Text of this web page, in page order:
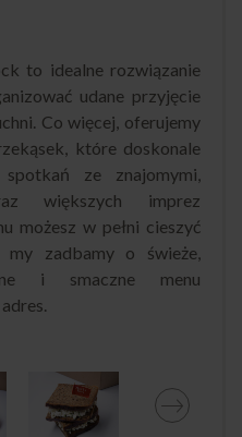
to idealne rozwiązanie
udane przyjęcie
Co więcej, oferujemy
które doskonale
ze znajomymi,
większych imprez
możesz w pełni cieszyć
zadbamy o świeże,
i smaczne menu